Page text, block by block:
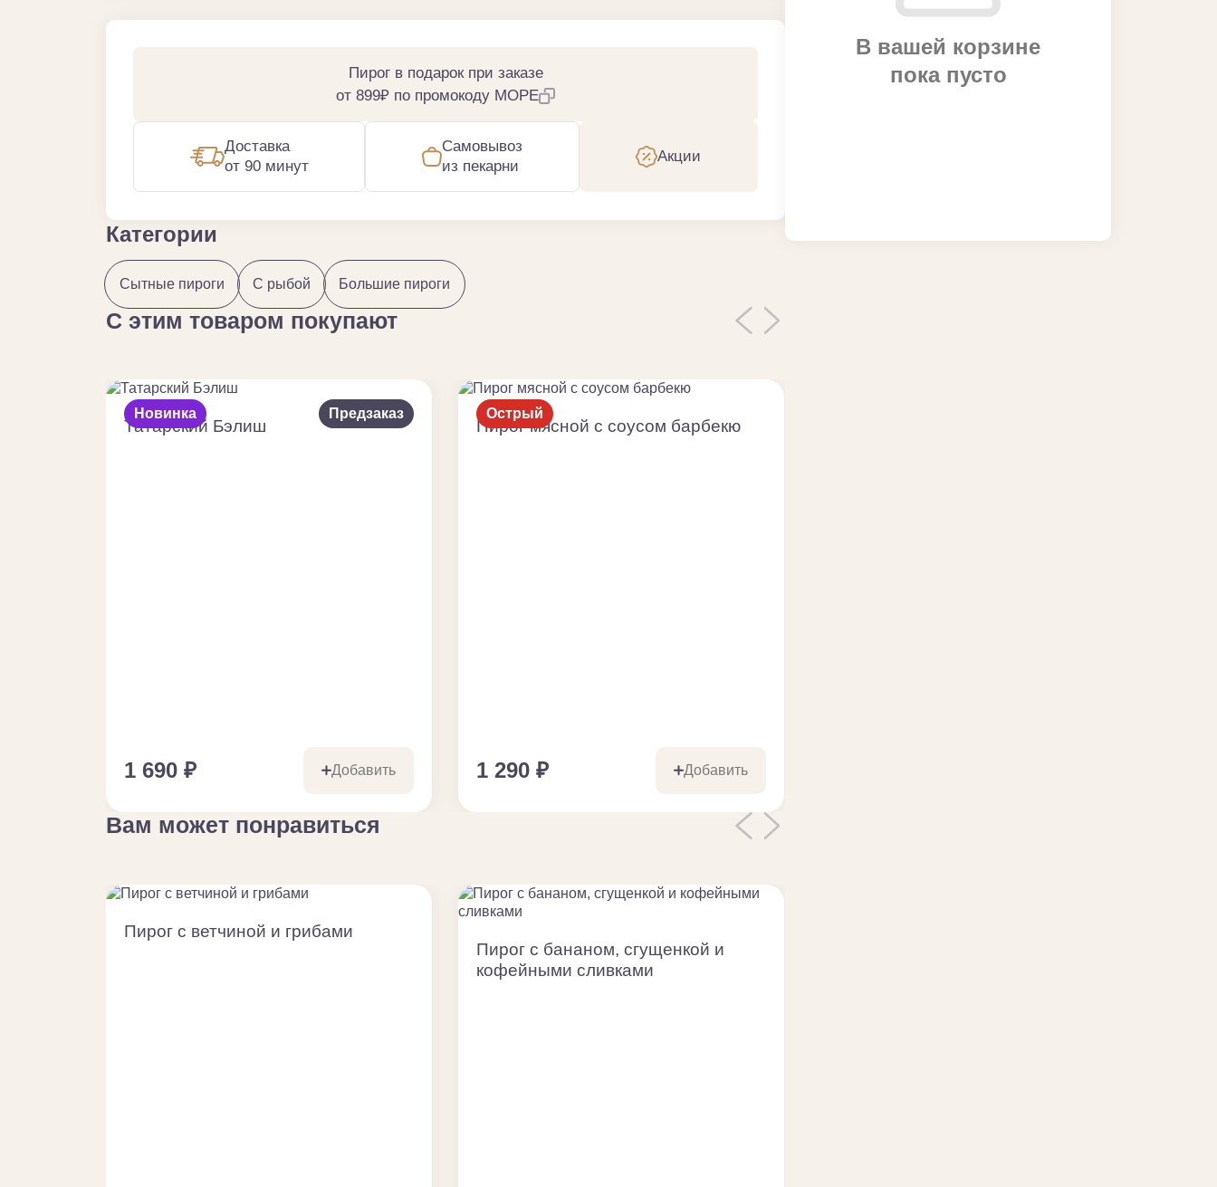
Пирог в подарокпри заказе
от 899₽ по промокоду МОРЕ
Доставка
от 90 минут
Самовывоз
из пекарни
Акции
Категории
Сытные пироги С рыбой Большие пироги
С этим товаром покупают
Новинка Предзаказ
Татарский Бэлиш
1 690 ₽ Добавить
Острый
Пирог мясной с соусом барбекю
1 290 ₽ Добавить
Вам может понравиться
Пирог с ветчиной и грибами
Пирог с бананом, сгущенкой и
кофейными сливками
В вашей корзине
пока пусто